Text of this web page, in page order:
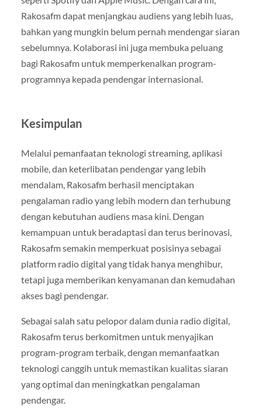
Rakosafm dapat menjangkau audiens yang lebih luas,
bahkan yang mungkin belum pernah mendengar siaran
sebelumnya. Kolaborasi ini juga membuka peluang
bagi Rakosafm untuk memperkenalkan program-
programnya kepada pendengar internasional.
Kesimpulan
Melalui pemanfaatan teknologi streaming, aplikasi
mobile, dan keterlibatan pendengar yang lebih
mendalam, Rakosafm berhasil menciptakan
pengalaman radio yang lebih modern dan terhubung
dengan kebutuhan audiens masa kini. Dengan
kemampuan untuk beradaptasi dan terus berinovasi,
Rakosafm semakin memperkuat posisinya sebagai
platform radio digital yang tidak hanya menghibur,
tetapi juga memberikan kenyamanan dan kemudahan
akses bagi pendengar.
Sebagai salah satu pelopor dalam dunia radio digital,
Rakosafm terus berkomitmen untuk menyajikan
program-program terbaik, dengan memanfaatkan
teknologi canggih untuk memastikan kualitas siaran
yang optimal dan meningkatkan pengalaman
pendengar.